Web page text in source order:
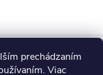
prechádzaním
Viac